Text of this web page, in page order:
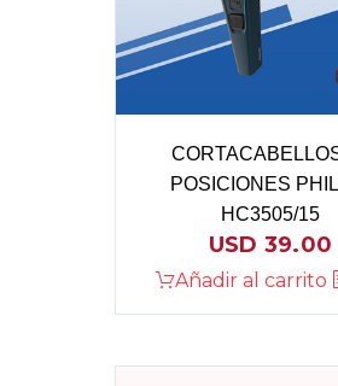
POSICIONES
HC3505/15
USD 39.00
Añadir al carrito